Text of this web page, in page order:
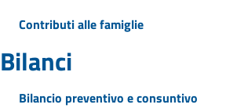
Contributi alle famiglie
Bilanci
Bilancio preventivo e consuntivo